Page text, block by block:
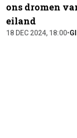
ons dromen
eiland
18 DEC 2024, 18:00•